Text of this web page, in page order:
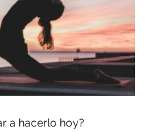
a hacerlo hoy?